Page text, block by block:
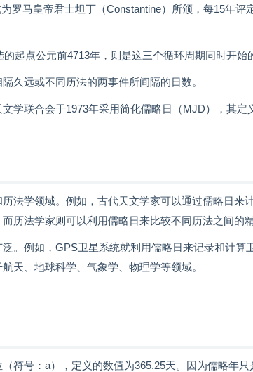
罗马皇帝君士坦丁（Constantine）所颁，每15年
起点公元前4713年，则是这三个循环周期同时开始
久远或不同历法的两事件所间隔的日数。
学联合会于1973年采用简化儒略日（MJD），其
法学领域。例如，古代天文学家可以通过儒略日来
历法学家则可以利用儒略日来比较不同历法之间的
。例如，GPS卫星系统就利用儒略日来记录和计算
天、地球科学、气象学、物理学等领域。
符号：a），定义的数值为365.25天。因为儒略年